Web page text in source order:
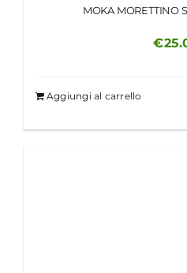
MOKA MORETTINO
€
Aggiungi al carrello